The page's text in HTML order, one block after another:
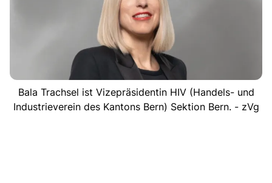
Bala Trachsel ist Vizepräsidentin HIV (Handels- und
Industrieverein des Kantons Bern) Sektion Bern. - zVg